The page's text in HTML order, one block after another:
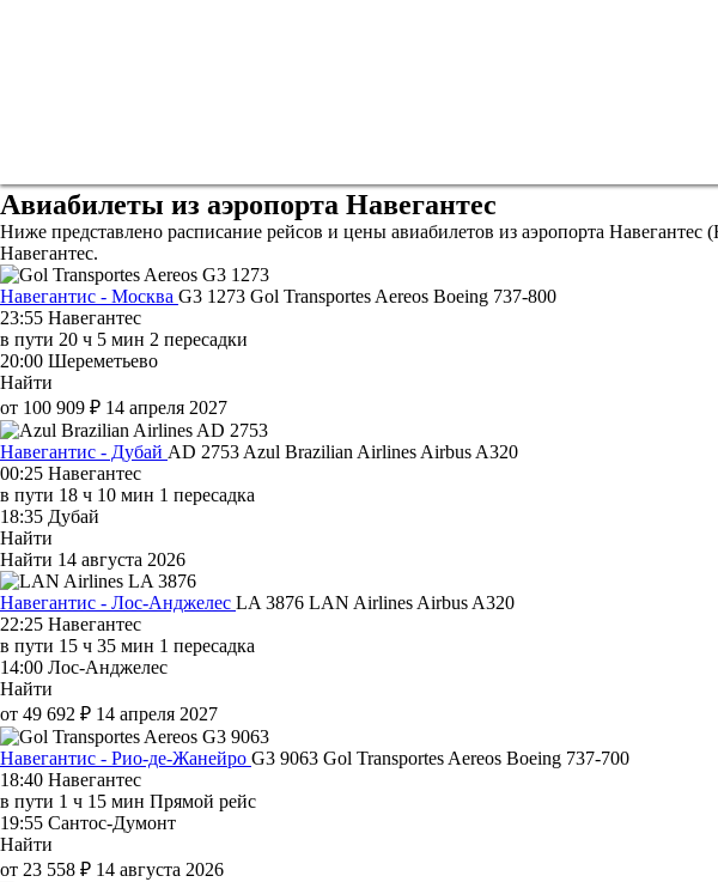
Авиабилеты из аэропорта Навегантес
Ниже представлено расписание рейсов и цены авиабилетов из аэропорта
Навегантес.
Навегантис - Москва G3 1273 Gol Transportes Aereos Boeing 737-800
23:55 Навегантес
в пути 20 ч 5 мин 2 пересадки
20:00 Шереметьево
Найти
от 100 909 ₽ 14 апреля 2027
Навегантис - Дубай AD 2753 Azul Brazilian Airlines Airbus A320
00:25 Навегантес
в пути 18 ч 10 мин 1 пересадка
18:35 Дубай
Найти
Найти 14 августа 2026
Навегантис - Лос-Анджелес LA 3876 LAN Airlines Airbus A320
22:25 Навегантес
в пути 15 ч 35 мин 1 пересадка
14:00 Лос-Анджелес
Найти
от 49 692 ₽ 14 апреля 2027
Навегантис - Рио-де-Жанейро G3 9063 Gol Transportes Aereos Boeing 737-700
18:40 Навегантес
в пути 1 ч 15 мин Прямой рейс
19:55 Сантос-Думонт
Найти
от 23 558 ₽ 14 августа 2026